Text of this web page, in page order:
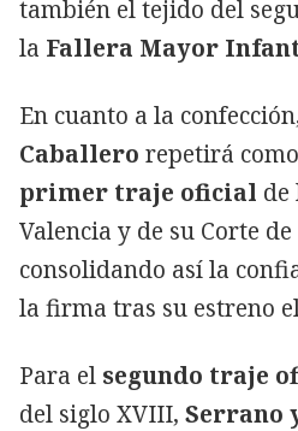
también el tejido del
la Fallera Mayor
En cuanto a la
Caballero repetirá
primer traje oficial de
Valencia y de su Corte
consolidando así la
la firma tras su estreno
Para el segundo traje
del siglo XVIII, Serrano